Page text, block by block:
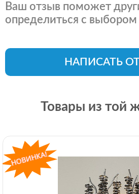
Ваш отзыв поможет
определиться с выбором
НАПИСАТЬ
Товары из той